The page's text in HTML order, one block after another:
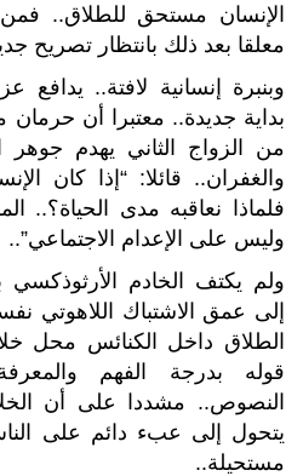
الإنسان مستحق للطلاق..
معلقا بعد ذلك بانتظار تصريح
وبنبرة إنسانية لافتة..
بداية جديدة.. معتبرا أن
من الزواج الثاني يهدم جوهر
والغفران.. قائلا: “إذا كان
فلماذا نعاقبه مدى الحياة؟..
وليس على الإعدام الاجتماعي”..
ولم يكتف الخادم الأرثوذكسي
إلى عمق الاشتباك اللاهوتي
الطلاق داخل الكنائس محل
قوله بدرجة الفهم
النصوص.. مشددا على أن
يتحول إلى عبء دائم على
مستحيلة..